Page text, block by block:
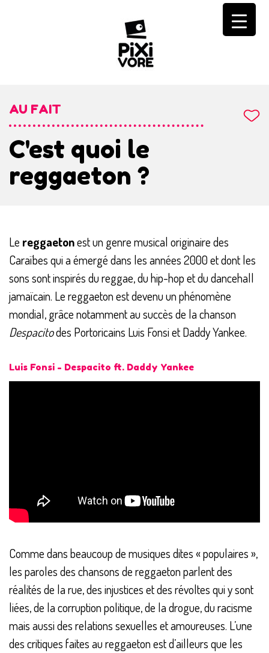
AU FAIT
C'est quoi le
reggaeton ?
Le reggaetonest un genre musical originaire des
Caraïbes qui a émergé dans les années 2000 et dont les
sons sont inspirés du reggae, du hip-hop et du dancehall
jamaïcain. Le reggaeton est devenu un phénomène
mondial, grâce notamment au succès de la chanson
Despacitodes Portoricains Luis Fonsi et Daddy Yankee.
Luis Fonsi - Despacito ft. Daddy Yankee
Comme dans beaucoup de musiques dites « populaires »,
les paroles des chansons de reggaeton parlent des
réalités de la rue, des injustices et des révoltes qui y sont
liées, de la corruption politique, de la drogue, du racisme
mais aussi des relations sexuelles et amoureuses. L’une
des critiques faites au reggaeton est d’ailleurs que les